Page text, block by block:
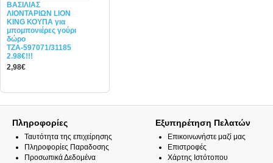
ΒΑΣΙΛΙΑΣ
ΛΙΟΝΤΑΡΙΩΝ LION
KING ΚΟΥΠΑ για
μπομπονιέρες γούρι
δώρο
ΤΖΑ-597071/31185
2.98€!!!
2,98€
Πληροφορίες
Ταυτότητα της επιχείρησης
Πληροφορίες Παραδοσης
Προσωπικά Δεδομένα
Εξυπηρέτηση Πελατών
Επικοινωνήστε μαζί μας
Επιστροφές
Χάρτης Ιστότοπου